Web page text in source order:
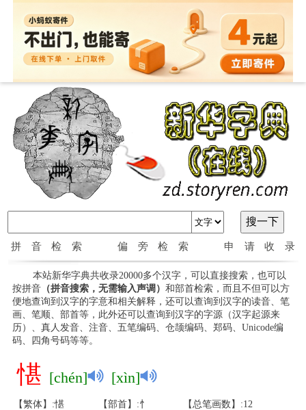
拼音检索 偏旁检索 申请收录
本站新华字典共收录20000多个汉字，可以直接搜索，也可以
按拼音（拼音搜索，无需输入声调） 和部首检索，而且不但可以方
便地查询到汉字的字意和相关解释，还可以查询到汉字的读音、笔
画、笔顺、部首等，此外还可以查询到汉字的字源（汉字起源来
历）、真人发音、注音、五笔编码、仓颉编码、郑码、Unicode编
码、四角号码等等。
愖 [chén] [xìn]
【繁体】:愖 【部首】:忄 【总笔画数】:12